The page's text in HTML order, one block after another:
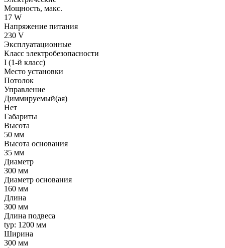
Мощность, макс.
17 W
Напряжение питания
230 V
Эксплуатационные
Класс электробезопасности
I (1-й класс)
Место установки
Потолок
Управление
Диммируемый(ая)
Нет
Габариты
Высота
50 мм
Высота основания
35 мм
Диаметр
300 мм
Диаметр основания
160 мм
Длина
300 мм
Длина подвеса
typ: 1200 мм
Ширина
300 мм